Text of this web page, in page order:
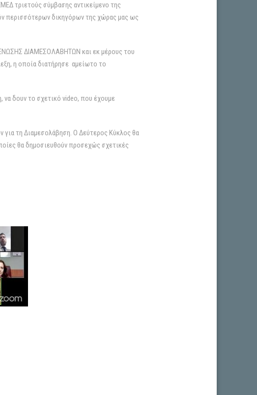
τριετούς σύμβασης αντικείμενο της
περισσότερων δικηγόρων της χώρας μας ως
ΔΙΑΜΕΣΟΛΑΒΗΤΩN και εκ μέρους του
η οποία διατήρησε αμείωτο το
να δουν το σχετικό video, που έχουμε
τη Διαμεσολάβηση. Ο Δεύτερος Κύκλος θα
θα δημοσιευθούν προσεχώς σχετικές